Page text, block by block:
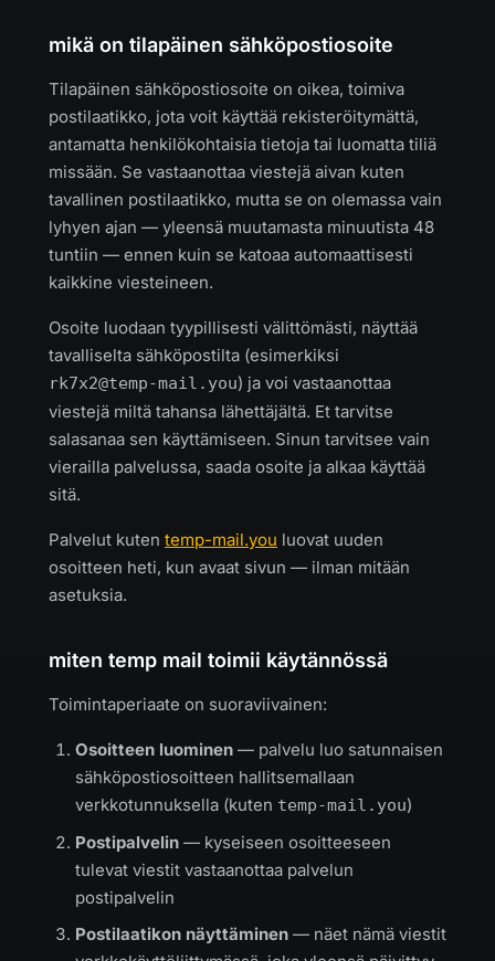
mikä on tilapäinen sähköpostiosoite
Tilapäinen sähköpostiosoite on oikea, toimiva
postilaatikko, jota voit käyttää rekisteröitymättä,
antamatta henkilökohtaisia tietoja tai luomatta tiliä
missään. Se vastaanottaa viestejä aivan kuten
tavallinen postilaatikko, mutta se on olemassa vain
lyhyen ajan — yleensä muutamasta minuutista 48
tuntiin — ennen kuin se katoaa automaattisesti
kaikkine viesteineen.
Osoite luodaan tyypillisesti välittömästi, näyttää
tavalliselta sähköpostilta (esimerkiksi
rk7x2@temp-mail​.you) ja voi vastaanottaa
viestejä miltä tahansa lähettäjältä. Et tarvitse
salasanaa sen käyttämiseen. Sinun tarvitsee vain
vierailla palvelussa, saada osoite ja alkaa käyttää
sitä.
Palvelut kuten temp-mail.you luovat uuden
osoitteen heti, kun avaat sivun — ilman mitään
asetuksia.
miten temp mail toimii käytännössä
Toimintaperiaate on suoraviivainen:
Osoitteen luominen — palvelu luo satunnaisen
sähköpostiosoitteen hallitsemallaan
verkkotunnuksella (kuten temp-mail.you)
Postipalvelin — kyseiseen osoitteeseen
tulevat viestit vastaanottaa palvelun
postipalvelin
Postilaatikon näyttäminen — näet nämä viestit